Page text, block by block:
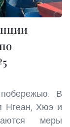
В
Нгеан, Хюэ и
меры